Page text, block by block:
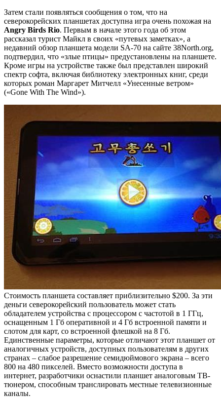
Затем стали появляться сообщения о том, что на
северокорейских планшетах доступна игра очень похожая на
Angry Birds Rio. Первым в начале этого года об этом
рассказал турист Майкл в своих «путевых заметках», а
недавний обзор планшета модели SA-70 на сайте 38North.org,
подтвердил, что «злые птицы» предустановлены на планшете.
Кроме игры на устройстве также был представлен широкий
спектр софта, включая библиотеку электронных книг, среди
которых роман Маргарет Митчелл «Унесенные ветром»
(«Gone With The Wind»).
Стоимость планшета составляет приблизительно $200. За эти
деньги северокорейский пользователь может стать
обладателем устройства с процессором с частотой в 1 ГГц,
оснащенным 1 Гб оперативной и 4 Гб встроенной памяти и
слотом для карт, со встроенной флешкой на 8 Гб.
Единственные параметры, которые отличают этот планшет от
аналогичных устройств, доступных пользователям в других
странах – слабое разрешение семидюймового экрана – всего
800 на 480 пикселей. Вместо возможности доступа в
интернет, разработчики оснастили планшет аналоговым ТВ-
тюнером, способным транслировать местные телевизионные
каналы.